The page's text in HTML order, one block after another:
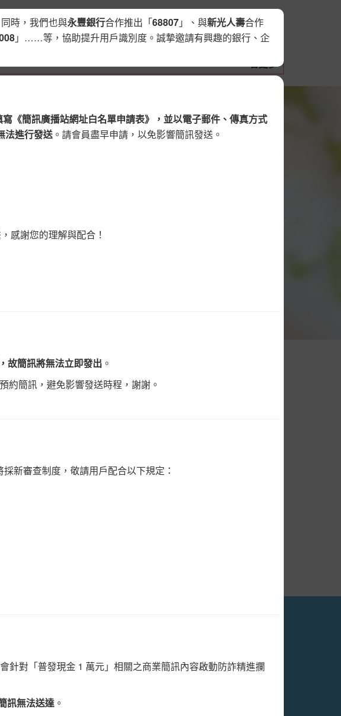
文章區 網站條款 登入
看更多
客製化簡訊、罐頭簡訊、生日簡訊…等
對「普發
無法送
大小
享
時，我們也與永豐銀行合作推出「68807」、與新光人壽合作
」……等，協助提升用戶識別度。誠摯邀請有興趣的銀行、企
《簡訊廣播站網址白名單申請表》，並以電子郵件、傳真方式
法進行發送。請會員盡早申請，以免影響簡訊發送。
感謝您的理解與配合！
故簡訊將無法立即發出 。
約簡訊，避免影響發送時程，謝謝。
新審查制度，敬請用戶配合以下規定：
對「普發現金 1 萬元」相關之商業簡訊內容啟動防詐精進攔
訊無法送達。